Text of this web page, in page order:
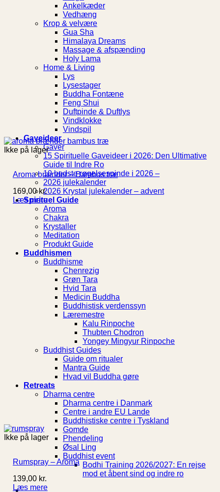
Ankelkæder
Vedhæng
Krop & velvære
Gua Sha
Himalaya Dreams
Massage & afspænding
Holy Lama
Home & Living
Lys
Lysestager
Buddha Fontæne
Feng Shui
Duftpinde & Duftlys
Vindklokke
Vindspil
Gaveideer
Gaver
15 Spirituelle Gaveideer i 2026: Den Ultimative
Guide til Indre Ro
10 bedste røgelsespinde i 2026 –
2026 julekalender
2026 Krystal julekalender – advent
Spirituel Guide
Aroma
Chakra
Krystaller
Meditation
Produkt Guide
Buddhismen
Buddhisme
Chenrezig
Grøn Tara
Hvid Tara
Medicin Buddha
Buddhistisk verdenssyn
Læremestre
Kalu Rinpoche
Thubten Chodron
Yongey Mingyur Rinpoche
Buddhist Guides
Guide om ritualer
Mantra Guide
Hvad vil Buddha gøre
Retreats
Dharma centre
Dharma centre i Danmark
Centre i andre EU Lande
Buddhistiske centre i Tyskland
Gomde
Phendeling
Øsal Ling
Buddhist event
Bodhi Training 2026/2027: En rejse
mod et åbent sind og indre ro
Ikke på lager
Aroma brænder – Bambus træ
169,00kr.
Læs mere
Ikke på lager
Rumspray – Aroma
139,00 kr.
Læs mere